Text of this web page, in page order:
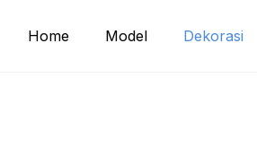
Home Model Dekorasi